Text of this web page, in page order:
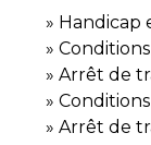
Handicap
Arrêt de
Arrêt de